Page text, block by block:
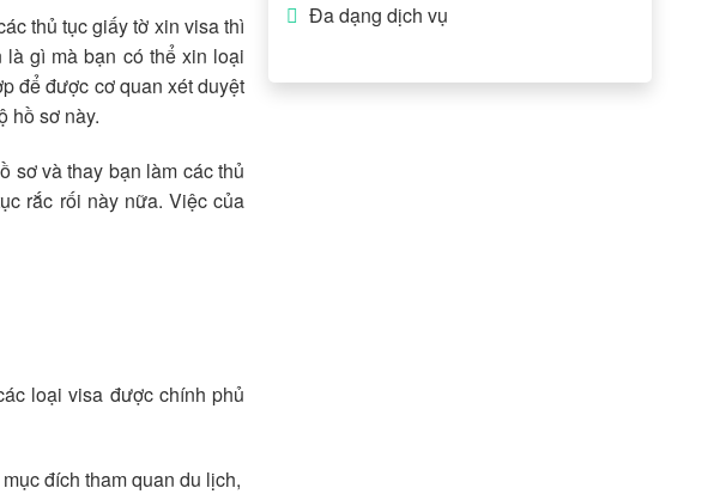
thủ tục giấy tờ xin visa thì
là gì mà bạn có thể xin loại
để được cơ quan xét duyệt
hồ sơ này.
sơ và thay bạn làm các thủ
rắc rối này nữa. Việc của
loại visa được chính phủ
đích tham quan du lịch,
Đa dạng dịch vụ